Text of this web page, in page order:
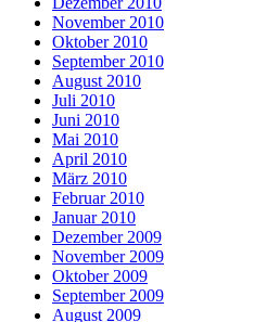
November 2010
Oktober 2010
September 2010
August 2010
Juli 2010
Juni 2010
Mai 2010
April 2010
März 2010
Februar 2010
Januar 2010
Dezember 2009
November 2009
Oktober 2009
September 2009
August 2009